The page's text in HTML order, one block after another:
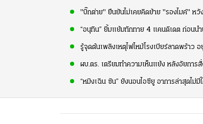
"บิ๊กต่าย" ยืนยันไม่เคยคิดย้าย "รองไมค์" ห
“อนุทิน” ยิ้มแย้มทักทาย 4 แคนดิเดต ก่อนน
รู้จุดต้นเพลิงเหตุไฟไหม้โรงเบียร์ลาดพร้าว
ผบ.ตร. เตรียมทำความเห็นแย้ง หลังอัยกา
“หมิงเฉิน ซัน” ยังนอนไอซียู อาการล่าสุดไม่